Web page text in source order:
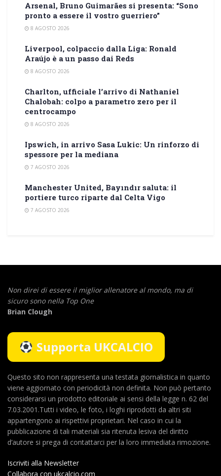
Arsenal, Bruno Guimarães si presenta: “Sono
pronto a essere il vostro guerriero”
8 AGOSTO 2026
Liverpool, colpaccio dalla Liga: Ronald
Araújo è a un passo dai Reds
8 AGOSTO 2026
Charlton, ufficiale l’arrivo di Nathaniel
Chalobah: colpo a parametro zero per il
centrocampo
8 AGOSTO 2026
Ipswich, in arrivo Sasa Lukic: Un rinforzo di
spessore per la mediana
7 AGOSTO 2026
Manchester United, Bayındır saluta: il
portiere turco riparte dal Celta Vigo
7 AGOSTO 2026
Non direi di essere il miglior allenatore al mondo, ma di
sicuro sono nella Top One
Brian Clough
Supporta UKCALCIO
Questo sito non rappresenta una testata giornalistica in quanto
viene aggiornato con periodicità non definita. Non può pertanto
considerarsi un prodotto editoriale ai sensi della legge n. 62 del
7.03.2001.Tutti i video, le foto, i loghi riprodotti da altri siti
appartengono ai rispettivi proprietari. Nel caso in cui la
pubblicazione di tali materiali sia ritenuta lesiva del diritto
d’autore si prega di contattarci per la loro immediata rimozione.
Iscriviti alla Newsletter
Collabora con ukcalcio.com